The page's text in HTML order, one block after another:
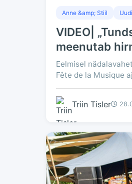
Anne &amp; Stiil
VIDEO|
meenutab
Eelmisel
Fête de la Musique
Triin Tisler